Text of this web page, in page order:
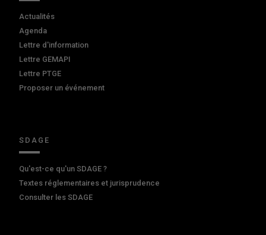
Actualités
Agenda
Lettre d'information
Lettre GEMAPI
Lettre PTGE
Proposer un événement
SDAGE
Qu'est-ce qu'un SDAGE ?
Textes réglementaires et jurisprudence
Consulter les SDAGE